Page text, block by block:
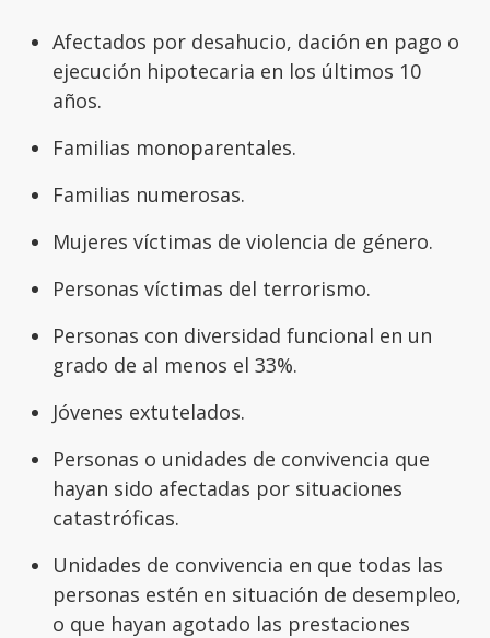
Afectados por desahucio, dación en pago o
ejecución hipotecaria en los últimos 10
años.
Familias monoparentales.
Familias numerosas.
Mujeres víctimas de violencia de género.
Personas víctimas del terrorismo.
Personas con diversidad funcional en un
grado de al menos el 33%.
Jóvenes extutelados.
Personas o unidades de convivencia que
hayan sido afectadas por situaciones
catastróficas.
Unidades de convivencia en que todas las
personas estén en situación de desempleo,
o que hayan agotado las prestaciones